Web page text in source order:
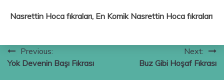
Nasrettin Hoca fıkraları, En Komik Nasrettin Hoca fıkraları
Yazı
gezinmesi
Previous:
Yok Devenin Başı Fıkrası
Next:
Buz Gibi Hoşaf Fıkrası